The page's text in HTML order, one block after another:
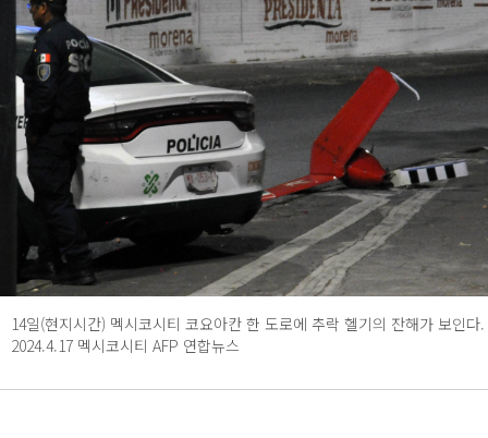
14일(현지시간) 멕시코시티 코요아칸 한 도로에 추락 헬기의 잔해가 보인다.
2024.4.17 멕시코시티 AFP 연합뉴스